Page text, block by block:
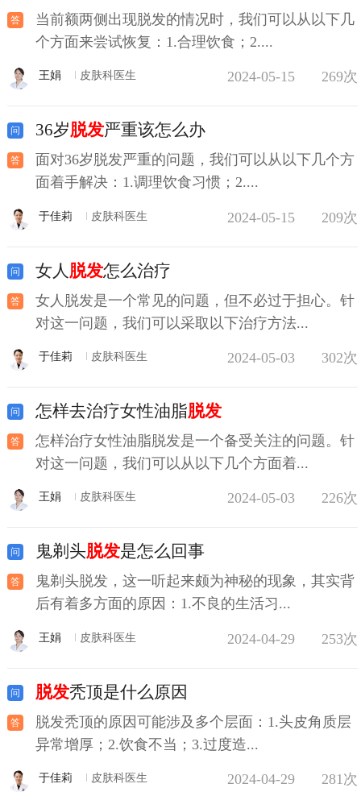
当前额两侧出现脱发的情况时，我们可以从以下几
个方面来尝试恢复：1.合理饮食；2....
王娟 皮肤科医生 2024-05-15 269次
36岁脱发严重该怎么办
面对36岁脱发严重的问题，我们可以从以下几个方
面着手解决：1.调理饮食习惯；2....
于佳莉 皮肤科医生 2024-05-15 209次
女人 脱发怎么治疗
女人脱发是一个常见的问题，但不必过于担心。针
对这一问题，我们可以采取以下治疗方法...
于佳莉 皮肤科医生 2024-05-03 302次
怎样去治疗女性油脂脱发
怎样治疗女性油脂脱发是一个备受关注的问题。针
对这一问题，我们可以从以下几个方面着...
王娟 皮肤科医生 2024-05-03 226次
鬼剃头脱发是怎么回事
鬼剃头脱发，这一听起来颇为神秘的现象，其实背
后有着多方面的原因：1.不良的生活习...
王娟 皮肤科医生 2024-04-29 253次
脱发秃顶是什么原因
脱发秃顶的原因可能涉及多个层面：1.头皮角质层
异常增厚；2.饮食不当；3.过度造...
于佳莉 皮肤科医生 2024-04-29 281次